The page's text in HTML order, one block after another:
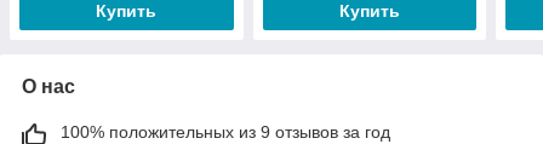
Купить Купить
О нас
100% положительных из 9 отзывов за год